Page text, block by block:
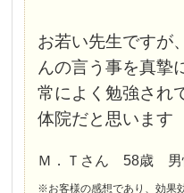
お若い先生ですが
んの言う事を真摯
常によく勉強され
体院だと思います
Ｍ．Ｔさん 58歳
※お客様の感想であり、効果